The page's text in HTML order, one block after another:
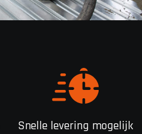
Snelle levering mogelijk